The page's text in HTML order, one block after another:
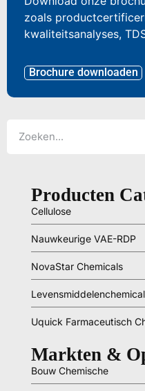
zoals
kwaliteitsanalyses,
Brochure downloaden
Producten
Cellulose
Nauwkeurige VAE-RDP
NovaStar Chemicals
Uquick Farmaceutisch
Markten &
Bouw Chemische